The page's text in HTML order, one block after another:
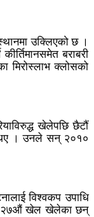
उक्लिएको छ ।
बराबरी
मिरोस्लाभ क्लोसको
खेलेपछि छैटौं
थिए । उनले सन् २०१०
विश्वकप उपाधि
२७औं खेल खेलेका छन्